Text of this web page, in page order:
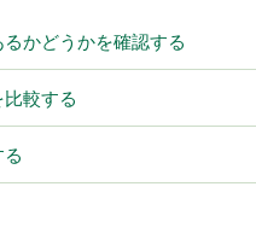
かどうかを確認する
較する